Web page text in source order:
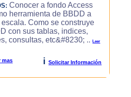
Conocer a fondo Access
herramienta de BBDD a
Como se construye
con sus tablas, indices,
consultas, etc&#8230; ..Leer
mas i Solicitar Información